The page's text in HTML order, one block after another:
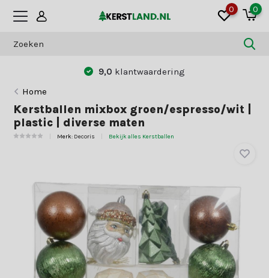
0 0
Betaal zoals jij dat wilt:
Home
Kerstballen mixbox groen/espresso/wit |
plastic | diverse maten
Merk: Decoris Bekijk alles Kerstballen